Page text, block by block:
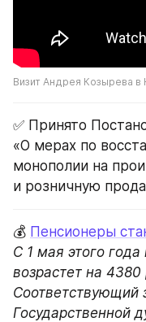
Визит Андрея Козырева
✅ Принято
«О мерах по
монополии на
и розничную
💰 Пенсионеры
С 1 мая этого
возрастет на 4380
Соответствующий
Государственной